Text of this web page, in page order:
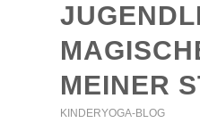
MEINER
KINDERYOGA-BLOG